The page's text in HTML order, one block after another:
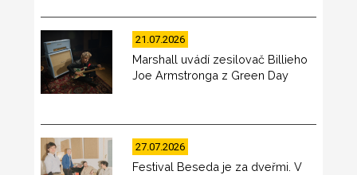
21.07.2026
Marshall uvádí zesilovač Billieho
Joe Armstronga z Green Day
27.07.2026
Festival Beseda je za dveřmi. V